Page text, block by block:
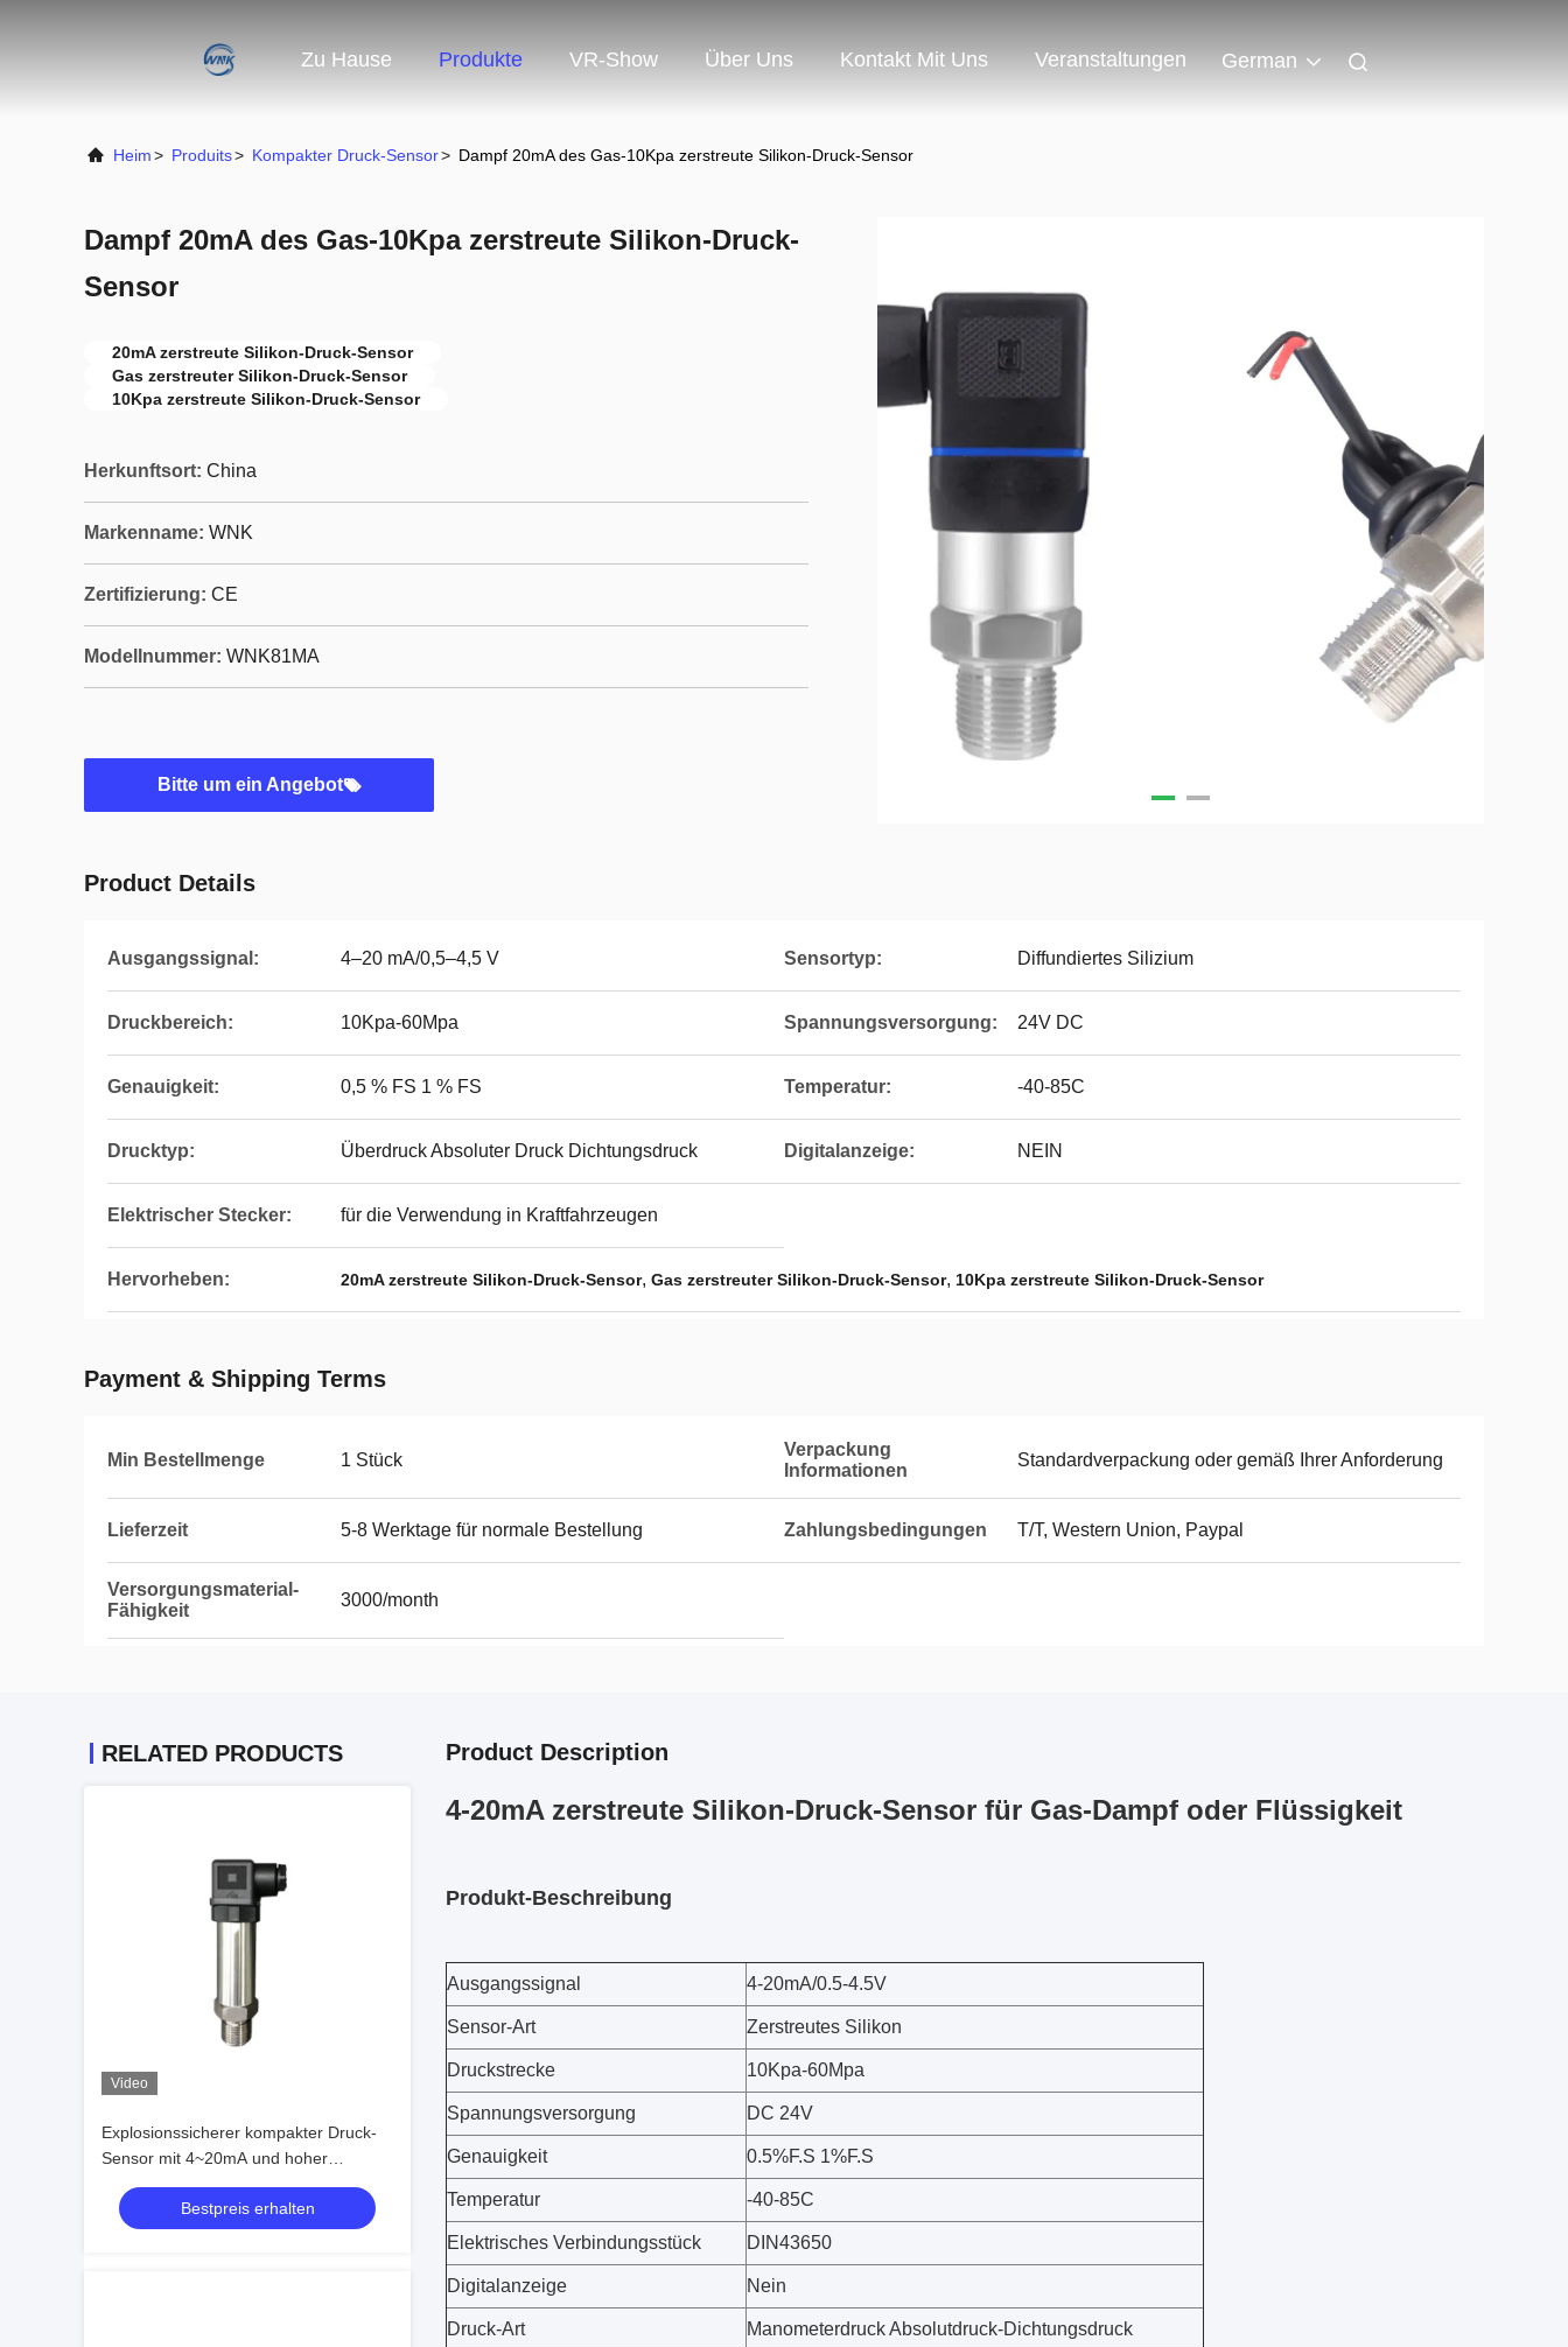
Zu Hause Produkte VR-Show Über Uns Kontakt Mit Uns Veranstaltungen German
Heim> Produits> Kompakter Druck-Sensor> Dampf 20mA des Gas-10Kpa zerstreute Silikon-Druck-Sensor
Dampf 20mA des Gas-10Kpa zerstreute Silikon-Druck-
Sensor
20mA zerstreute Silikon-Druck-Sensor
Gas zerstreuter Silikon-Druck-Sensor
10Kpa zerstreute Silikon-Druck-Sensor
Herkunftsort: China
Markenname: WNK
Zertifizierung: CE
Modellnummer: WNK81MA
Bitte um ein Angebot
Product Details
Ausgangssignal: 4–20 mA/0,5–4,5 V Sensortyp: Diffundiertes Silizium
Druckbereich: 10Kpa-60Mpa Spannungsversorgung: 24V DC
Genauigkeit: 0,5 % FS 1 % FS Temperatur: -40-85C
Drucktyp: Überdruck Absoluter Druck Dichtungsdruck Digitalanzeige: NEIN
Elektrischer Stecker: für die Verwendung in Kraftfahrzeugen
Hervorheben: 20mA zerstreute Silikon-Druck-Sensor, Gas zerstreuter Silikon-Druck-Sensor, 10Kpa zerstreute Silikon-Druck-Sensor
Payment & Shipping Terms
Min Bestellmenge 1 Stück
Verpackung
Informationen
Standardverpackung oder gemäß Ihrer Anforderung
Lieferzeit 5-8 Werktage für normale Bestellung Zahlungsbedingungen T/T, Western Union, Paypal
Versorgungsmaterial-
Fähigkeit
3000/month
RELATED PRODUCTS
Video
Explosionssicherer kompakter Druck-
Sensor mit 4~20mA und hoher
Genauigkeit 0.2%FS
Bestpreis erhalten
Product Description
4-20mA zerstreute Silikon-Druck-Sensor für Gas-Dampf oder Flüssigkeit
Produkt-Beschreibung
Ausgangssignal 4-20mA/0.5-4.5V
Sensor-Art Zerstreutes Silikon
Druckstrecke 10Kpa-60Mpa
Spannungsversorgung DC 24V
Genauigkeit 0.5%F.S 1%F.S
Temperatur -40-85C
Elektrisches Verbindungsstück DIN43650
Digitalanzeige Nein
Druck-Art Manometerdruck Absolutdruck-Dichtungsdruck